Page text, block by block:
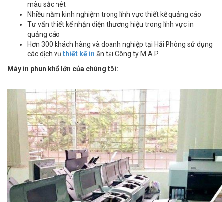
màu sắc nét
Nhiều năm kinh nghiệm trong lĩnh vực thiết kế quảng cáo
Tư vấn thiết kế nhận diện thương hiệu trong lĩnh vực in
quảng cáo
Hơn 300 khách hàng và doanh nghiệp tại Hải Phòng sử dụng
các dịch vụ thiết kế in ấn tại Công ty M.A.P
Máy in phun khổ lớn của chúng tôi: